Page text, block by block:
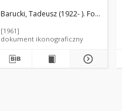
Barucki, Tadeusz (1922- ). Fotograf
[1961]
dokument ikonograficzny